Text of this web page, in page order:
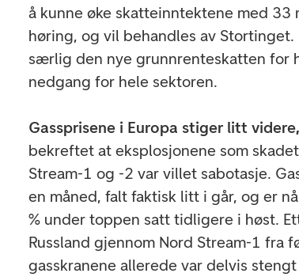
å kunne øke skatteinntektene med
høring, og vil behandles av
særlig den nye grunnrenteskatten for
nedgang for hele sektoren.
Gassprisene i Europa stiger litt videre,
bekreftet at eksplosjonene som
Stream-1 og -2 var villet sabotasje.
en måned, falt faktisk litt i går, og er
% under toppen satt tidligere i høst.
Russland gjennom Nord Stream-1 fra
gasskranene allerede var delvis